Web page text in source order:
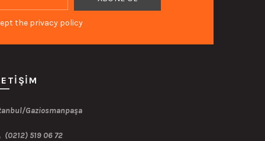
the privacy policy
Gaziosmanpaşa
(0212) 519 06 72